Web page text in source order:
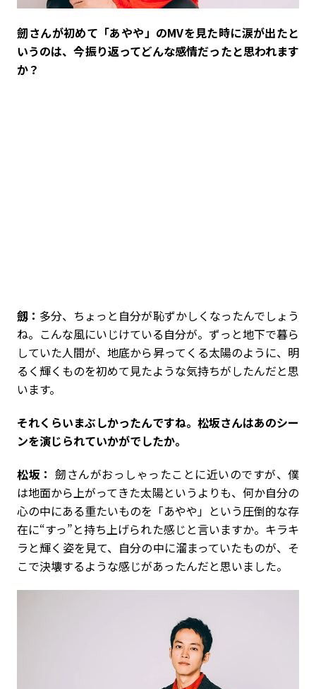
――劒さんが初めて「あやや」のMVを見た時に涙が出たと
いうのは、今振り返ってどんな感情だったと思われます
か？
劔： 多分、ちょっと自分が恥ずかしくなったんでしょう
ね。こんな風にいじけている自分が。ずっと地下で暮ら
していた人間が、地底から昇ってくる太陽のように、明
るく輝くものを初めて見たような気持ちがしたんだと思
います。
――それくらいまぶしかったんですね。松坂さんはあのシー
ンを演じられていかがでしたか。
松坂： 劒さんがおっしゃったことに近いのですが、僕
は地面から上がってきた太陽というよりも、何か自分の
心の中にある重たいものを「あやや」という圧倒的な存
在に“すっ”と持ち上げられた感じと言いますか。キラキ
ラと輝く姿を見て、自分の中に溜まっていたものが、そ
こで決壊するような感じがあったんだと思いました。